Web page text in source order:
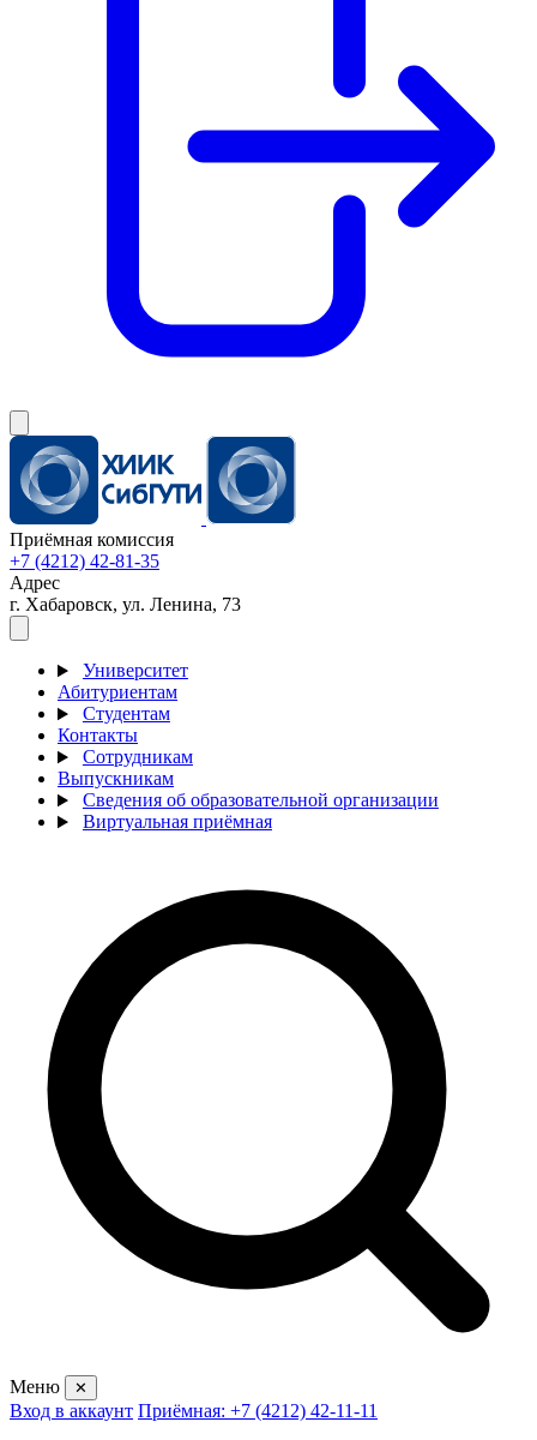
Приёмная комиссия
+7 (4212) 42-81-35
Адрес
г. Хабаровск, ул. Ленина, 73
Университет
Абитуриентам
Студентам
Контакты
Сотрудникам
Выпускникам
Сведения об образовательной организации
Виртуальная приёмная
Меню ✕
Вход в аккаунт Приёмная: +7 (4212) 42-11-11